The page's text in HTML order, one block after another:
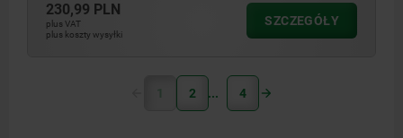
230,99 PLN
plus VAT
plus koszty wysyłki
SZCZEGÓŁY
1 2 4